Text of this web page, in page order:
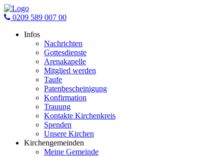
0209 589 007 00
Infos
Nachrichten
Gottesdienste
Arenakapelle
Mitglied werden
Taufe
Patenbescheinigung
Konfirmation
Trauung
Kontakte Kirchenkreis
Spenden
Unsere Kirchen
Kirchengemeinden
Meine Gemeinde